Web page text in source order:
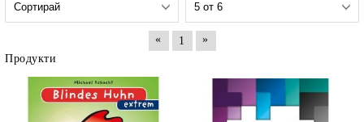
« 1
»
Продукти